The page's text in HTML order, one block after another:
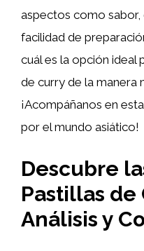
aspectos como sabor,
facilidad de
cuál es la opción ideal
de curry de la manera
¡Acompáñanos en
por el mundo asiático!
Descubre
Pastillas de
Análisis y